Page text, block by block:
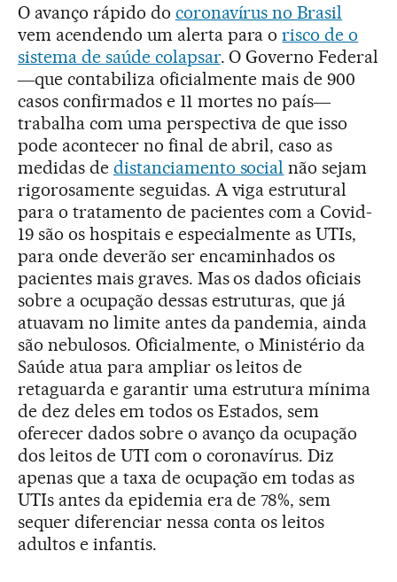
O avanço rápido do coronavírus no Brasil
vem acendendo um alerta para orisco de o
sistema de saúde colapsar. O Governo Federal
―que contabiliza oficialmente mais de 900
casos confirmados e 11 mortes no país―
trabalha com uma perspectiva de que isso
pode acontecer no final de abril, caso as
medidas de distanciamento social não sejam
rigorosamente seguidas. A viga estrutural
para o tratamento de pacientes com a Covid-
19 são os hospitais e especialmente as UTIs,
para onde deverão ser encaminhados os
pacientes mais graves. Mas os dados oficiais
sobre a ocupação dessas estruturas, que já
atuavam no limite antes da pandemia, ainda
são nebulosos. Oficialmente, o Ministério da
Saúde atua para ampliar os leitos de
retaguarda e garantir uma estrutura mínima
de dez deles em todos os Estados, sem
oferecer dados sobre o avanço da ocupação
dos leitos de UTI com o coronavírus. Diz
apenas que a taxa de ocupação em todas as
UTIs antes da epidemia era de 78%, sem
sequer diferenciar nessa conta os leitos
adultos e infantis.